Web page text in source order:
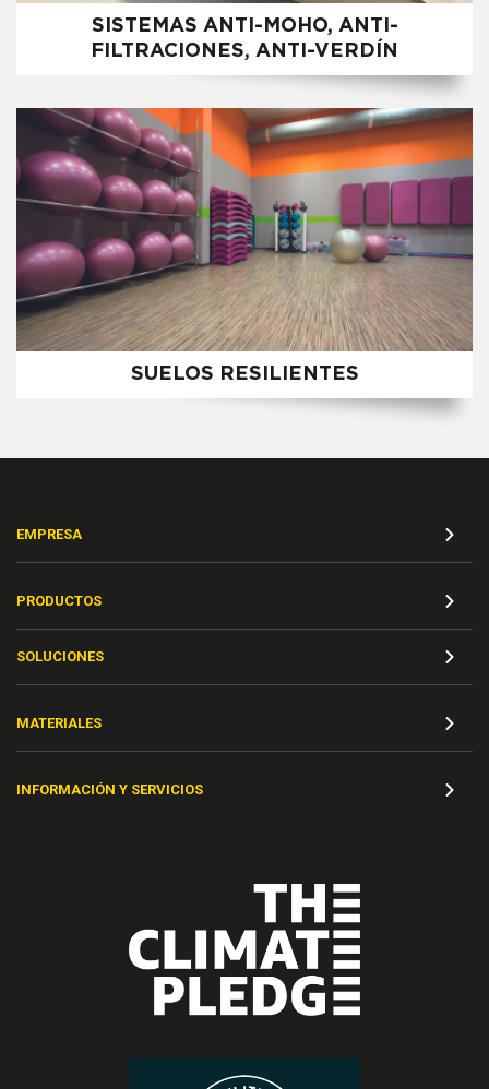
SISTEMAS ANTI-MOHO, ANTI-
FILTRACIONES, ANTI-VERDÍN
SUELOS RESILIENTES
EMPRESA
PRODUCTOS
SOLUCIONES
MATERIALES
INFORMACIÓN Y SERVICIOS